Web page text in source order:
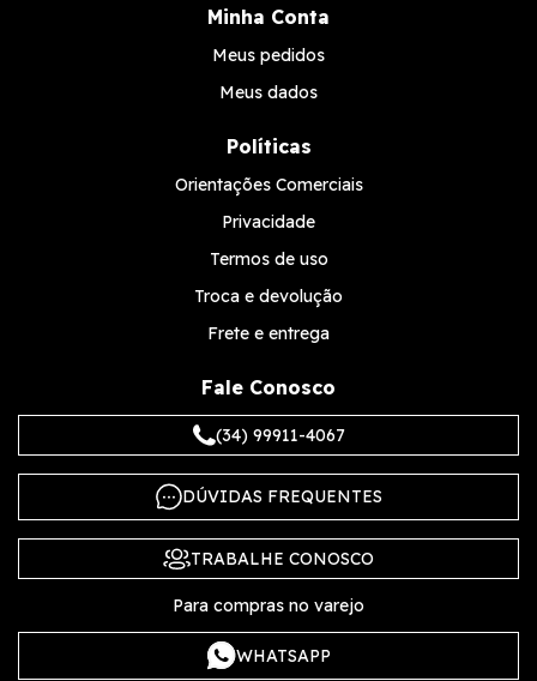
Minha Conta
Meus pedidos
Meus dados
Políticas
Orientações Comerciais
Privacidade
Termos de uso
Troca e devolução
Frete e entrega
Fale Conosco
(34) 99911-4067
DÚVIDAS FREQUENTES
TRABALHE CONOSCO
Para compras no varejo
WHATSAPP